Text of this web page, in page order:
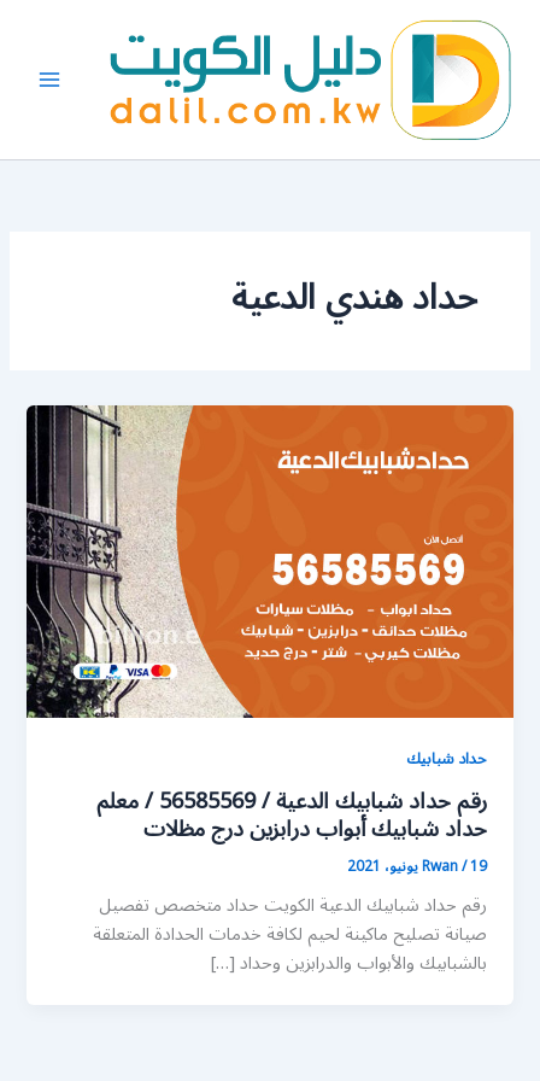
المحتوى
حداد هندي الدعية
حداد شبابيك
رقم حداد شبابيك الدعية / 56585569 / معلم
حداد شبابيك أبواب درابزين درج مظلات
Rwan/19 يونيو، 2021
رقم حداد شبابيك الدعية الكويت حداد متخصص تفصيل
صيانة تصليح ماكينة لحيم لكافة خدمات الحدادة المتعلقة
بالشبابيك والأبواب والدرابزين وحداد […]